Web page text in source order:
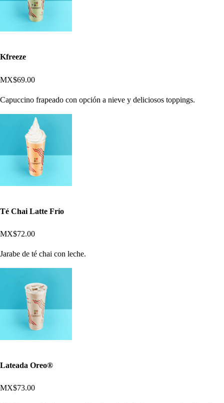
Kfreeze
MX$69.00
Capuccino frapeado con opción a nieve y deliciosos toppings.
Té Chai Latte Frío
MX$72.00
Jarabe de té chai con leche.
Lateada Oreo®
MX$73.00